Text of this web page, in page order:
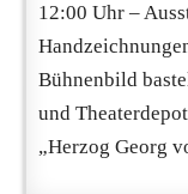
12:00 Uhr –
Bühnenbild
und
„Herzog Georg